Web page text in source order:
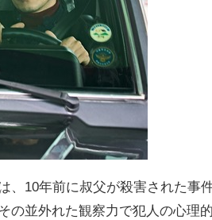
、10年前に叔父が殺害された事
の並外れた観察力で犯人の心理的